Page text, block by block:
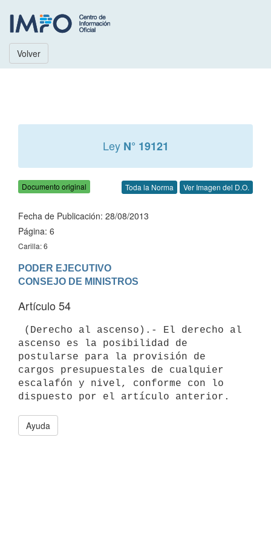
Volver
Ley N° 19121
Documento original Toda la Norma Ver Imagen del D.O.
Fecha de Publicación: 28/08/2013
Página: 6
Carilla: 6
PODER EJECUTIVO
Artículo 54
ascenso es la posibilidad de
postularse para la provisión de
cargos presupuestales de cualquier
escalafón y nivel, conforme con lo
Ayuda